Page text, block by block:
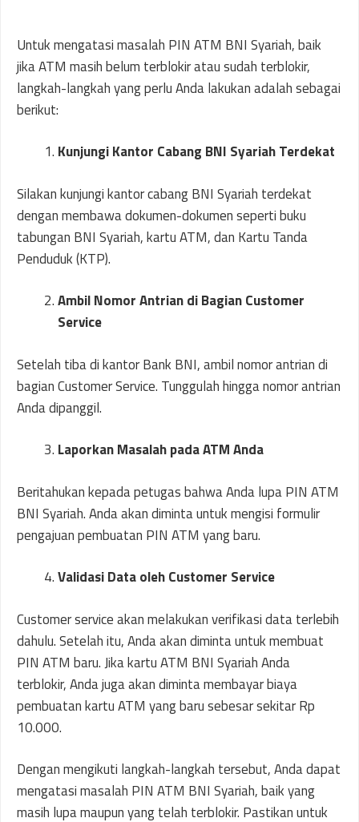
Untuk mengatasi masalah PIN ATM BNI Syariah, baik
jika ATM masih belum terblokir atau sudah terblokir,
langkah-langkah yang perlu Anda lakukan adalah sebagai
berikut:
Kunjungi Kantor Cabang BNI Syariah Terdekat
Silakan kunjungi kantor cabang BNI Syariah terdekat
dengan membawa dokumen-dokumen seperti buku
tabungan BNI Syariah, kartu ATM, dan Kartu Tanda
Penduduk (KTP).
Ambil Nomor Antrian di Bagian Customer
Service
Setelah tiba di kantor Bank BNI, ambil nomor antrian di
bagian Customer Service. Tunggulah hingga nomor antrian
Anda dipanggil.
Laporkan Masalah pada ATM Anda
Beritahukan kepada petugas bahwa Anda lupa PIN ATM
BNI Syariah. Anda akan diminta untuk mengisi formulir
pengajuan pembuatan PIN ATM yang baru.
Validasi Data oleh Customer Service
Customer service akan melakukan verifikasi data terlebih
dahulu. Setelah itu, Anda akan diminta untuk membuat
PIN ATM baru. Jika kartu ATM BNI Syariah Anda
terblokir, Anda juga akan diminta membayar biaya
pembuatan kartu ATM yang baru sebesar sekitar Rp
10.000.
Dengan mengikuti langkah-langkah tersebut, Anda dapat
mengatasi masalah PIN ATM BNI Syariah, baik yang
masih lupa maupun yang telah terblokir. Pastikan untuk